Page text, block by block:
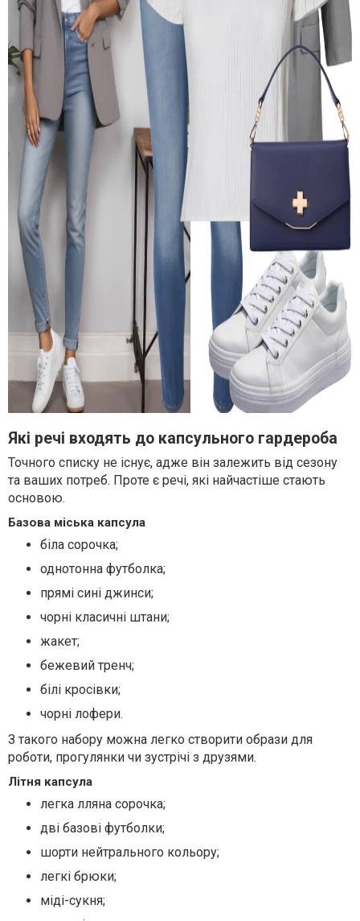
Які речі входять до капсульного гардероба
Точного списку не існує, адже він залежить від сезону
та ваших потреб. Проте є речі, які найчастіше стають
основою.
Базова міська капсула
біла сорочка;
однотонна футболка;
прямі сині джинси;
чорні класичні штани;
жакет;
бежевий тренч;
білі кросівки;
чорні лофери.
З такого набору можна легко створити образи для
роботи, прогулянки чи зустрічі з друзями.
Літня капсула
легка лляна сорочка;
дві базові футболки;
шорти нейтрального кольору;
легкі брюки;
міді-сукня;